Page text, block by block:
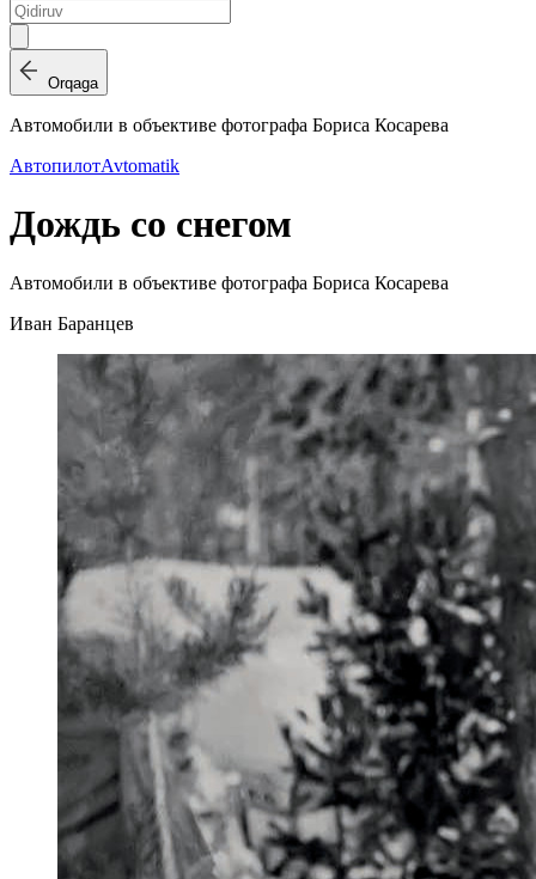
Orqaga
Автомобили в объективе фотографа Бориса Косарева
АвтопилотAvtomatik
Дождь со снегом
Автомобили в объективе фотографа Бориса Косарева
Иван Баранцев